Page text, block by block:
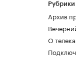
Рубрики
Архив
О